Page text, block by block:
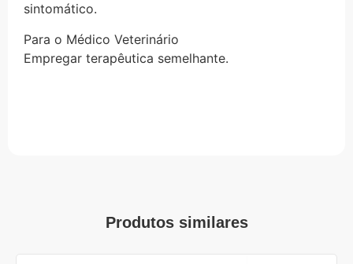
sintomático.
Para o Médico Veterinário
Empregar terapêutica semelhante.
Produtos similares